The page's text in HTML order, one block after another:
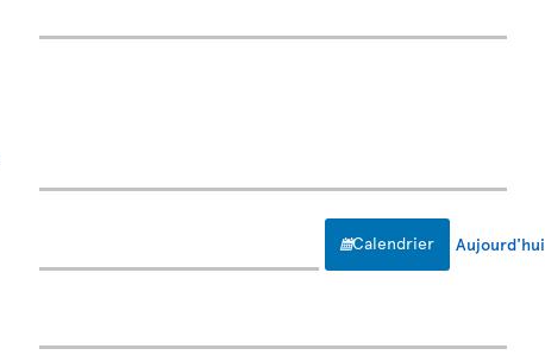
Calendrier Aujourd'hui